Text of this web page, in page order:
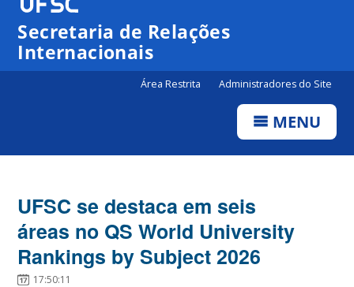
Secretaria de Relações
Internacionais
Área Restrita Administradores do Site
MENU
UFSC se destaca em seis
áreas no QS World University
Rankings by Subject 2026
17:50:11